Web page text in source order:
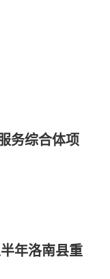
务综合体项
年洛南县重